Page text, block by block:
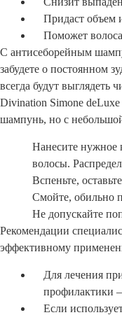
Придаст объем
Поможет
С антисеборейным
забудете о постоянном
всегда будут
Divination Simone
шампунь, но с
Нанесите нужное
волосы.
Вспеньте,
Смойте, обильно
Не допускайте
Рекомендации
эффективному
Для лечения
профилактики
Если